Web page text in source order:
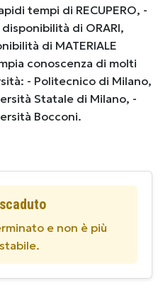
tempi di RECUPERO, -
disponibilità di ORARI,
di MATERIALE
conoscenza di molti
- Politecnico di Milano,
Statale di Milano, -
Bocconi.
e non è più